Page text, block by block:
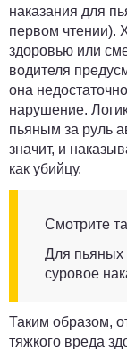
наказания для
первом чтении).
здоровью или
водителя
она
нарушение.
пьяным за руль
значит, и
как убийцу.
Смотрите
Для пьяных
суровое
Таким образом,
тяжкого вреда